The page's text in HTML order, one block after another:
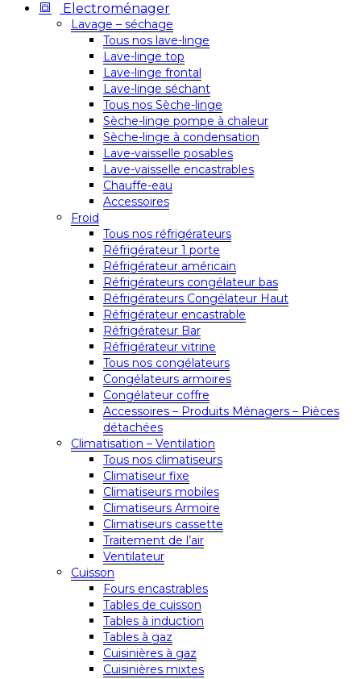
Electroménager
Lavage – séchage
Tous nos lave-linge
Lave-linge top
Lave-linge frontal
Lave-linge séchant
Tous nos Sèche-linge
Sèche-linge pompe à chaleur
Sèche-linge à condensation
Lave-vaisselle posables
Lave-vaisselle encastrables
Chauffe-eau
Accessoires
Froid
Tous nos réfrigérateurs
Réfrigérateur 1 porte
Réfrigérateur américain
Réfrigérateurs congélateur bas
Réfrigérateurs Congélateur Haut
Réfrigérateur encastrable
Réfrigérateur Bar
Réfrigérateur vitrine
Tous nos congélateurs
Congélateurs armoires
Congélateur coffre
Accessoires – Produits Ménagers – Pièces
détachées
Climatisation – Ventilation
Tous nos climatiseurs
Climatiseur fixe
Climatiseurs mobiles
Climatiseurs Armoire
Climatiseurs cassette
Traitement de l’air
Ventilateur
Cuisson
Fours encastrables
Tables de cuisson
Tables à induction
Tables à gaz
Cuisinières à gaz
Cuisinières mixtes